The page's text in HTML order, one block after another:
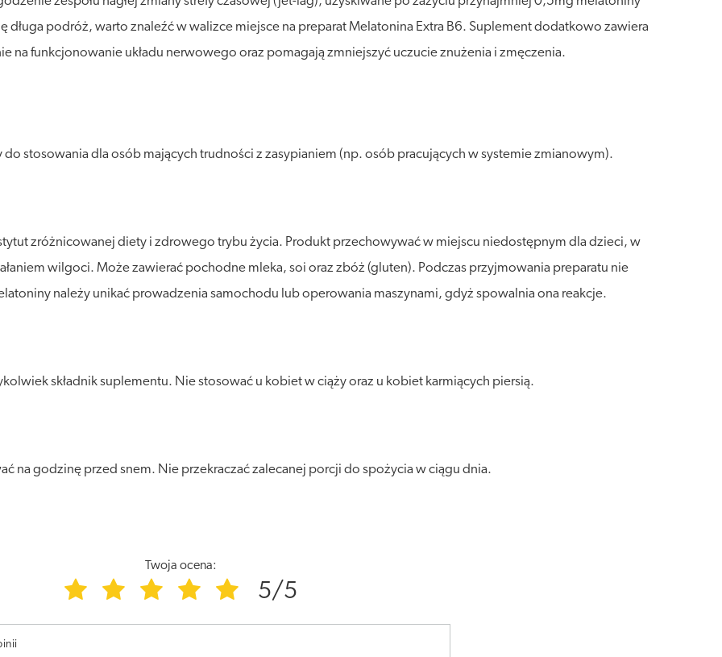
długa podróż, warto znaleźć w walizce miejsce na preparat Melatonina Extra B6. Suplement dodatkowo zawiera
na funkcjonowanie układu nerwowego oraz pomagają zmniejszyć uczucie znużenia i zmęczenia.
stosowania dla osób mających trudności z zasypianiem (np. osób pracujących w systemie zmianowym).
zróżnicowanej diety i zdrowego trybu życia. Produkt przechowywać w miejscu niedostępnym dla dzieci, w
wilgoci. Może zawierać pochodne mleka, soi oraz zbóż (gluten). Podczas przyjmowania preparatu nie
należy unikać prowadzenia samochodu lub operowania maszynami, gdyż spowalnia ona reakcje.
składnik suplementu. Nie stosować u kobiet w ciąży oraz u kobiet karmiących piersią.
na godzinę przed snem. Nie przekraczać zalecanej porcji do spożycia w ciągu dnia.
Twoja ocena:
5/5